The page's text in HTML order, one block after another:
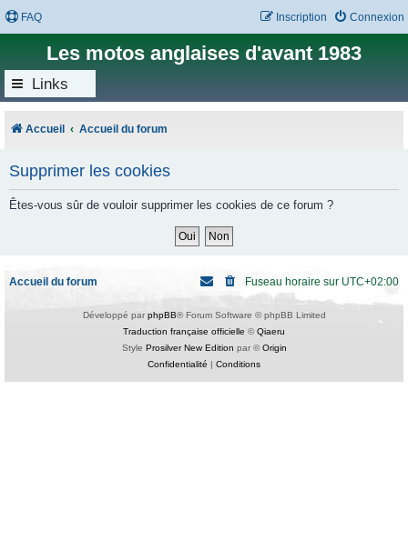
FAQ Connexion
Inscription
Les motos anglaises d'avant 1983
Links
Accueil Accueil du forum
Supprimer les cookies
Êtes-vous sûr de vouloir supprimer les cookies de ce forum ?
Accueil du forum Fuseau horaire sur UTC+02:00
Développé par phpBB® Forum Software © phpBB Limited
Traduction française officielle ©Qiaeru
Style Prosilver New Edition par ©Origin
Confidentialité | Conditions